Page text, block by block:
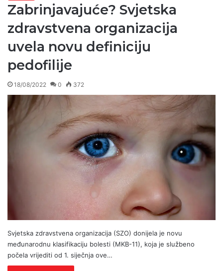
Zabrinjavajuće? Svjetska
zdravstvena organizacija
uvela novu definiciju
pedofilije
18/08/2022 0 372
Svjetska zdravstvena organizacija (SZO) donijela je novu
međunarodnu klasifikaciju bolesti (MKB-11), koja je službeno
počela vrijediti od 1. siječnja ove…